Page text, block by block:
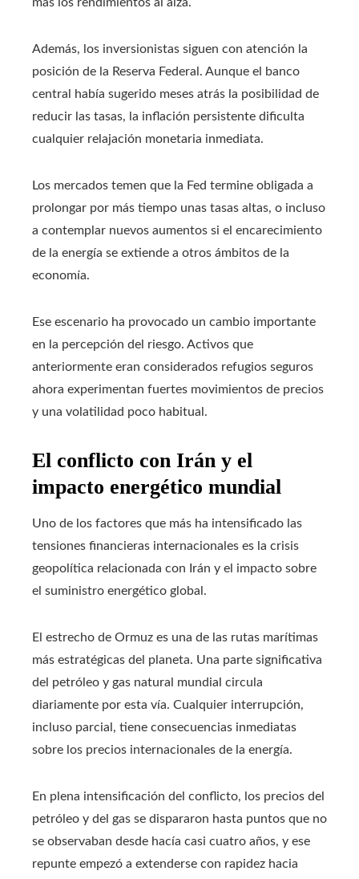
más los rendimientos al alza.
Además, los inversionistas siguen con atención la
posición de la Reserva Federal. Aunque el banco
central había sugerido meses atrás la posibilidad de
reducir las tasas, la inflación persistente dificulta
cualquier relajación monetaria inmediata.
Los mercados temen que la Fed termine obligada a
prolongar por más tiempo unas tasas altas, o incluso
a contemplar nuevos aumentos si el encarecimiento
de la energía se extiende a otros ámbitos de la
economía.
Ese escenario ha provocado un cambio importante
en la percepción del riesgo. Activos que
anteriormente eran considerados refugios seguros
ahora experimentan fuertes movimientos de precios
y una volatilidad poco habitual.
El conflicto con Irán y el
impacto energético mundial
Uno de los factores que más ha intensificado las
tensiones financieras internacionales es la crisis
geopolítica relacionada con Irán y el impacto sobre
el suministro energético global.
El estrecho de Ormuz es una de las rutas marítimas
más estratégicas del planeta. Una parte significativa
del petróleo y gas natural mundial circula
diariamente por esta vía. Cualquier interrupción,
incluso parcial, tiene consecuencias inmediatas
sobre los precios internacionales de la energía.
En plena intensificación del conflicto, los precios del
petróleo y del gas se dispararon hasta puntos que no
se observaban desde hacía casi cuatro años, y ese
repunte empezó a extenderse con rapidez hacia